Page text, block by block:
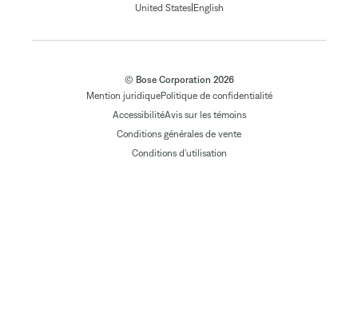
United States| English
© Bose Corporation 2026
Mention juridiquePolitique de confidentialité
AccessibilitéAvis sur les témoins
Conditions générales de vente
Conditions d'utilisation